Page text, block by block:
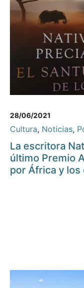
28/06/2021
Cultura, Noticias,
La escritora
último Premio
por África y los